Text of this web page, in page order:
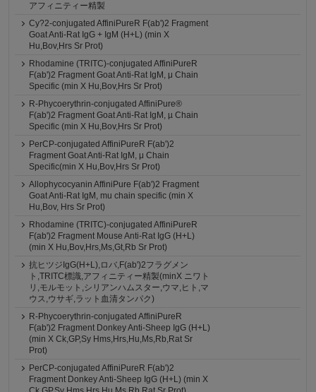
アフィニティー精製
Cy?2-conjugated AffiniPureR F(ab')2 Fragment
Goat Anti-Rat IgG + IgM (H+L) (min X
Hu,Bov,Hrs Sr Prot)
Rhodamine (TRITC)-conjugated AffiniPureR
F(ab')2 Fragment Goat Anti-Rat IgM, μ Chain
Specific (min X Hu,Bov,Hrs Sr Prot)
R-Phycoerythrin-conjugated AffiniPure®
F(ab')2 Fragment Goat Anti-Rat IgM, µ Chain
Specific (min X Hu,Bov,Hrs Sr Prot)
PerCP-conjugated AffiniPureR F(ab')2
Fragment Goat Anti-Rat IgM, μ Chain
Specific(min X Hu,Bov,Hrs Sr Prot)
Allophycocyanin AffiniPure F(ab')2 Fragment
Goat Anti-Rat IgM, mu chain specific (min X
Hu,Bov, Hrs Sr Prot)
Rhodamine (TRITC)-conjugated AffiniPureR
F(ab')2 Fragment Mouse Anti-Rat IgG (H+L)
(min X Hu,Bov,Hrs,Ms,Gt,Rb Sr Prot)
抗ヒツジIgG(H+L),ロバ,F(ab')2フラグメン
ト,TRITC標識,アフィニティー精製(minX ニワト
リ,モルモット,シリアンハムスター,ウマ,ヒト,マ
ウス,ウサギ,ラット血清タンパク)
R-Phycoerythrin-conjugated AffiniPureR
F(ab')2 Fragment Donkey Anti-Sheep IgG (H+L)
(min X Ck,GP,Sy Hms,Hrs,Hu,Ms,Rb,Rat Sr
Prot)
PerCP-conjugated AffiniPureR F(ab')2
Fragment Donkey Anti-Sheep IgG (H+L) (min X